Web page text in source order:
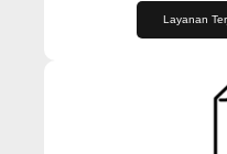
Layanan